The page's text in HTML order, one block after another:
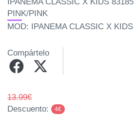
PINK/PINK
MOD: IPANEMA CLASSIC X KIDS
Compártelo
13.99€
Descuento:
4€